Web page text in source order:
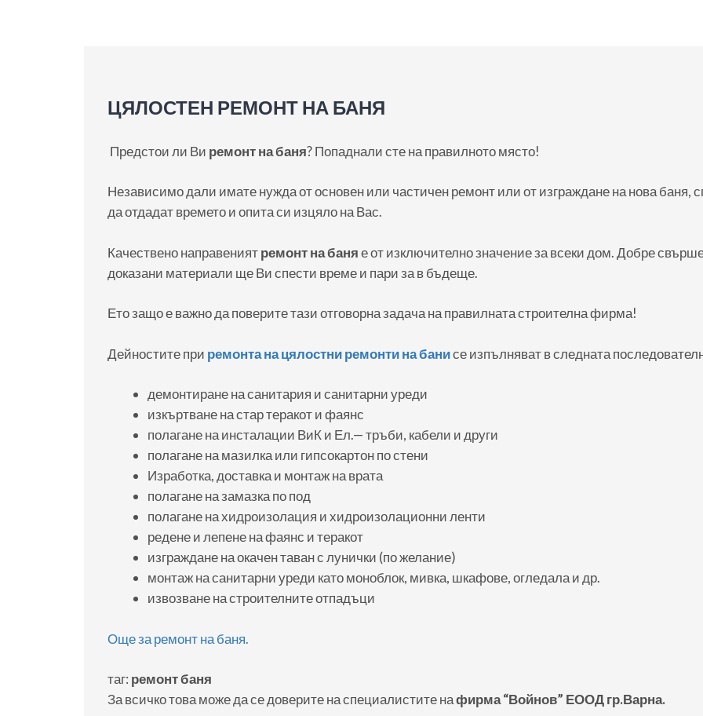
ЦЯЛОСТЕН РЕМОНТ НА БАНЯ
Предстои ли Ви ремонт на баня? Попаднали сте на правилното място!
Независимо дали имате нужда от основен или частичен ремонт или от изграждане на нова баня,
да отдадат времето и опита си изцяло на Вас.
Качествено направениятремонт на баняе от изключително значение за всеки дом. Добре
доказани материали ще Ви спести време и пари за в бъдеще.
Ето защо е важно да поверите тази отговорна задача на правилната строителна фирма!
Дейностите при ремонта на цялостниремонти на банисе изпълняват в следната
демонтиране на санитария и санитарни уреди
изкъртване на стар теракот и фаянс
полагане на инсталации ВиК и Ел.— тръби, кабели и други
полагане на мазилка или гипсокартон по стени
Изработка, доставка и монтаж на врата
полагане на замазка по под
полагане на хидроизолация и хидроизолационни ленти
редене и лепене на фаянс и теракот
изграждане на окачен таван с лунички (по желание)
монтаж на санитарни уреди като моноблок, мивка, шкафове, огледала и др.
извозване на строителните отпадъци
Още за ремонт на баня.
таг: ремонт баня
За всичко това може да се доверите на специалистите нафирма “Войнов” ЕООД гр.Варна.